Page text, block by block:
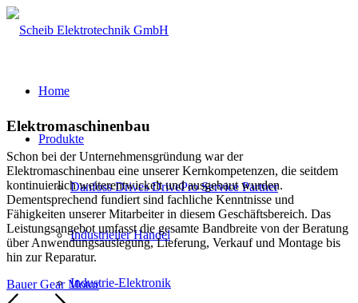
Home
Produkte
Danfoss Drives DrivePro Service Partner
Industrieller Handel
Industrie-Elektronik
Elektromaschinenbau
Schon bei der Unternehmensgründung war der
Elektromaschinenbau eine unserer Kernkompetenzen, die seitdem
kontinuierlich weiterentwickelt und ausgebaut wurden.
Dementsprechend fundiert sind fachliche Kenntnisse und
Fähigkeiten unserer Mitarbeiter in diesem Geschäftsbereich. Das
Leistungsangebot umfasst die gesamte Bandbreite von der Beratung
über Anwendungsauslegung, Lieferung, Verkauf und Montage bis
hin zur Reparatur.
Bauer Gear Motor